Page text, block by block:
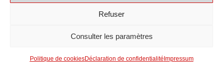
Refuser
Consulter les paramètres
Politique de cookiesDéclaration de confidentialité Impressum